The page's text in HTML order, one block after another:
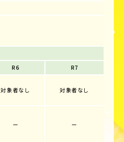
R6
R7
対象者なし 対象者なし
ー ー